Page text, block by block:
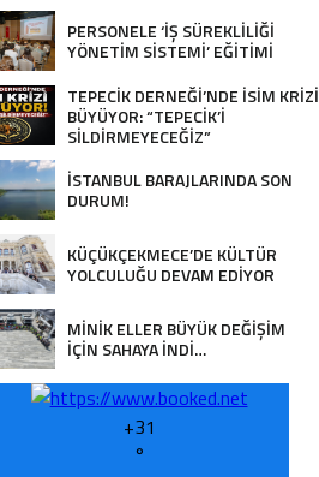
PERSONELE ‘İŞ SÜREKLİLİĞİ
YÖNETİM SİSTEMİ’ EĞİTİMİ
TEPECİK DERNEĞİ’NDE İSİM KRİZİ
BÜYÜYOR: “TEPECİK’İ
SİLDİRMEYECEĞİZ”
İSTANBUL BARAJLARINDA SON
DURUM!
KÜÇÜKÇEKMECE’DE KÜLTÜR
YOLCULUĞU DEVAM EDİYOR
MİNİK ELLER BÜYÜK DEĞİŞİM
İÇİN SAHAYA İNDİ…
+31
°